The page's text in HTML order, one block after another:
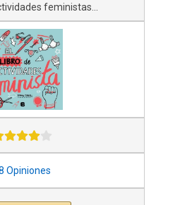
feministas...
Opiniones